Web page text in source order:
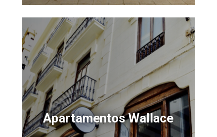
Apartamentos Wallace